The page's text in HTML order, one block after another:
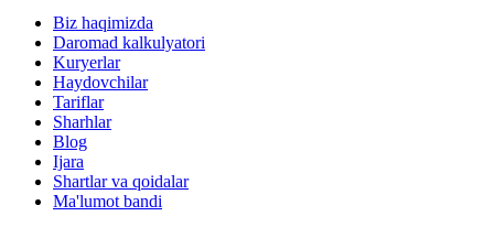
Biz haqimizda
Daromad kalkulyatori
Kuryerlar
Haydovchilar
Tariflar
Sharhlar
Blog
Ijara
Shartlar va qoidalar
Ma'lumot bandi